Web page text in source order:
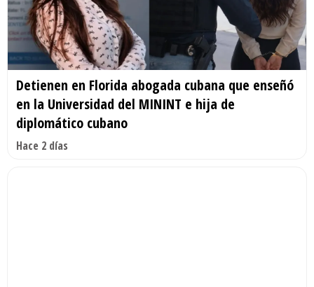
Detienen en Florida abogada cubana que enseñó
en la Universidad del MININT e hija de
diplomático cubano
Hace 2 días